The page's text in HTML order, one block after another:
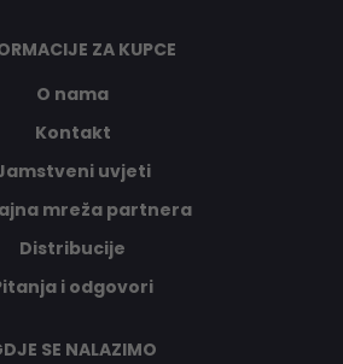
ZA KUPCE
O nama
Kontakt
uvjeti
mreža partnera
Distribucije
i odgovori
SE NALAZIMO